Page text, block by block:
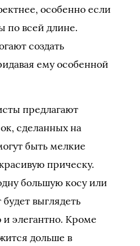
особенно если
по всей длине.
создать
ему особенной
предлагают
сделанных на
быть мелкие
прическу.
большую косу или
выглядеть
элегантно. Кроме
дольше в